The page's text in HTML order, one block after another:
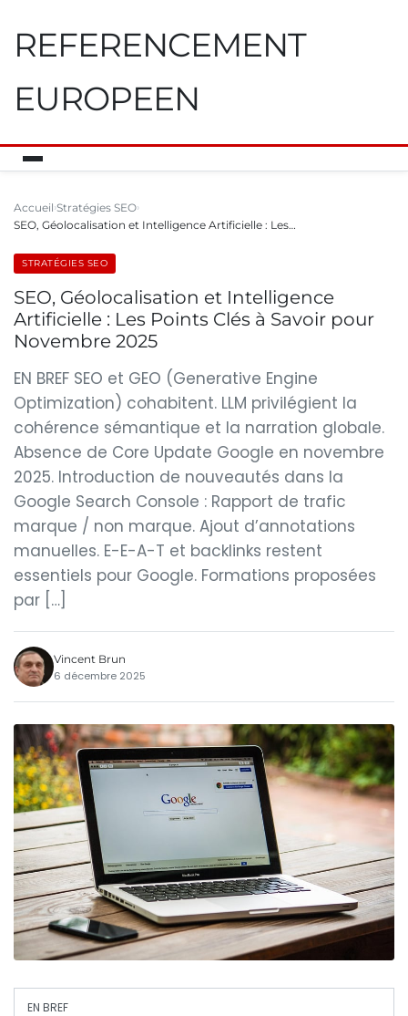
REFERENCEMENT
EUROPEEN
Accueil Stratégies SEO
SEO, Géolocalisation et Intelligence Artificielle : Les…
STRATÉGIES SEO
SEO, Géolocalisation et Intelligence
Artificielle : Les Points Clés à Savoir pour
Novembre 2025
EN BREF SEO et GEO (Generative Engine
Optimization) cohabitent. LLM privilégient la
cohérence sémantique et la narration globale.
Absence de Core Update Google en novembre
2025. Introduction de nouveautés dans la
Google Search Console : Rapport de trafic
marque / non marque. Ajout d’annotations
manuelles. E-E-A-T et backlinks restent
essentiels pour Google. Formations proposées
par […]
Vincent Brun
6 décembre 2025
EN BREF